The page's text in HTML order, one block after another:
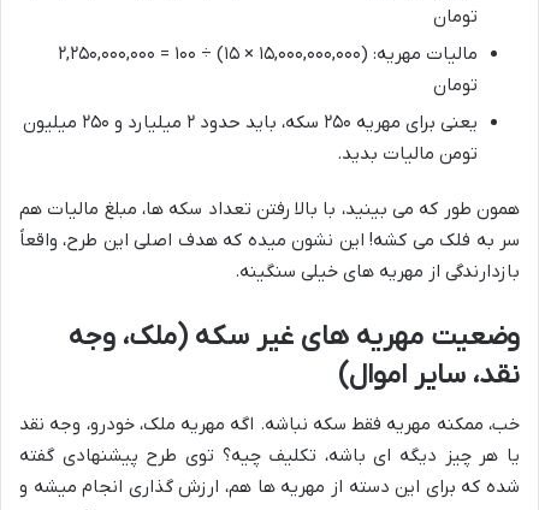
تومان
مالیات مهریه: (۱۵,۰۰۰,۰۰۰,۰۰۰ × ۱۵) ÷ ۱۰۰ = ۲,۲۵۰,۰۰۰,۰۰۰
تومان
یعنی برای مهریه ۲۵۰ سکه، باید حدود ۲ میلیارد و ۲۵۰ میلیون
تومن مالیات بدید.
همون طور که می بینید، با بالا رفتن تعداد سکه ها، مبلغ مالیات هم
سر به فلک می کشه! این نشون میده که هدف اصلی این طرح، واقعاً
بازدارندگی از مهریه های خیلی سنگینه.
وضعیت مهریه های غیر سکه (ملک، وجه
نقد، سایر اموال)
خب، ممکنه مهریه فقط سکه نباشه. اگه مهریه ملک، خودرو، وجه نقد
یا هر چیز دیگه ای باشه، تکلیف چیه؟ توی طرح پیشنهادی گفته
شده که برای این دسته از مهریه ها هم، ارزش گذاری انجام میشه و